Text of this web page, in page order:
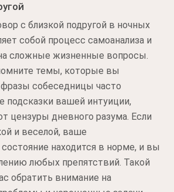
с близкой подругой в ночных
собой процесс самоанализа и
сложные жизненные вопросы.
темы, которые вы
собеседницы часто
подсказки вашей интуиции,
цензуры дневного разума. Если
и веселой, ваше
состояние находится в норме, и вы
любых препятствий. Такой
обратить внимание на